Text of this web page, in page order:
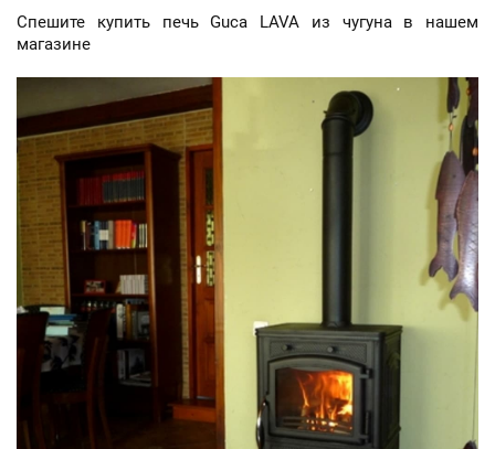
Спешите купить печь Guca LAVA из чугуна в нашем
магазине